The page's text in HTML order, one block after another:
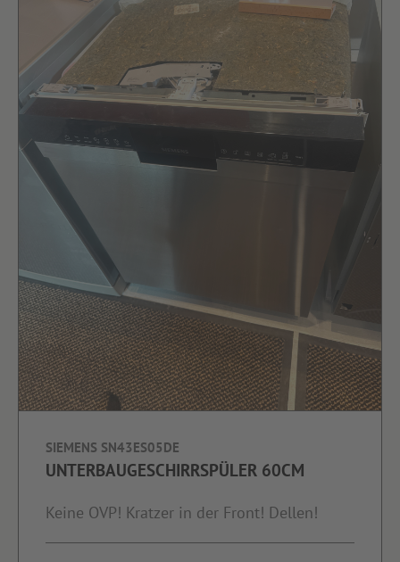
SIEMENS SN43ES05DE
UNTERBAUGESCHIRRSPÜLER 60CM
Keine OVP! Kratzer in der Front! Dellen!